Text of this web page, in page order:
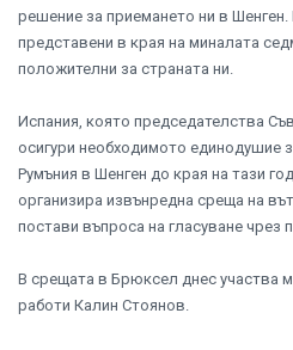
решение за приемането ни в Шенген.
представени в края на миналата
положителни за страната ни.
Испания, която председателства
осигури необходимото единодушие
Румъния в Шенген до края на тази
организира извънредна среща на
постави въпроса на гласуване чрез
В срещата в Брюксел днес участва
работи Калин Стоянов.